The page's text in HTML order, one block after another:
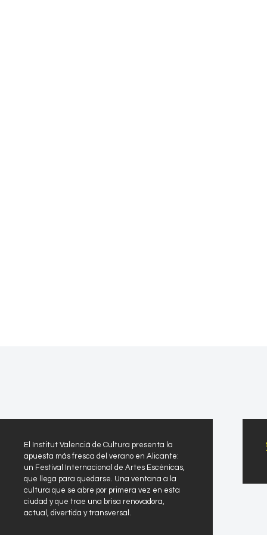
El Institut Valencià de Cultura presenta la
apuesta más fresca del verano en Alicante:
un Festival Internacional de Artes Escénicas,
que llega para quedarse. Una ventana a la
cultura que se abre por primera vez en esta
ciudad y que trae una brisa renovadora,
actual, divertida y transversal.